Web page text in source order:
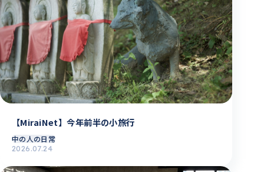
【MiraiNet】今年前半の小旅行
中の人の日常
2026.07.24